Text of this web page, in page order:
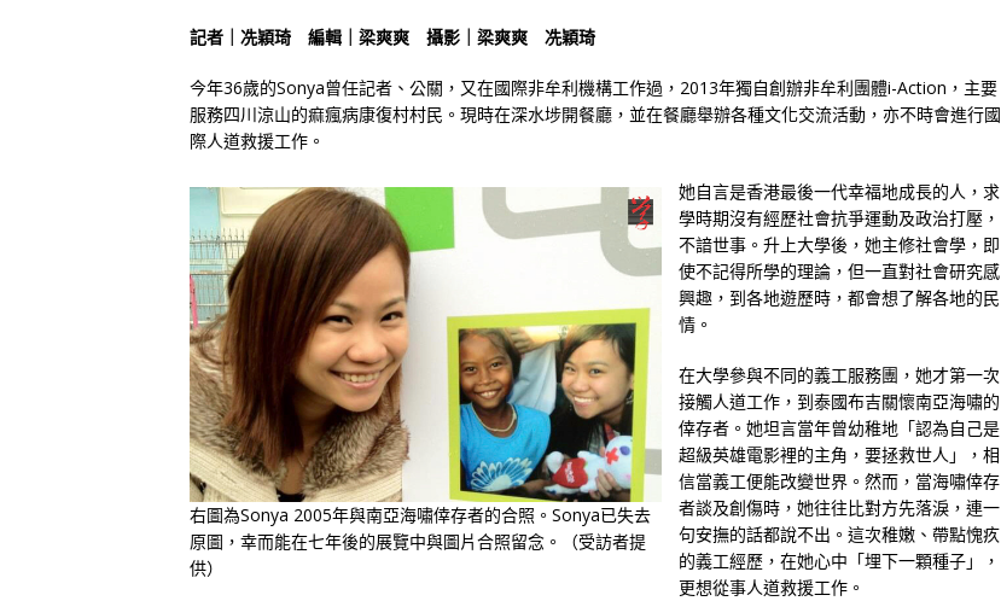
記者｜冼穎琦 編輯｜梁爽爽 攝影｜梁爽爽 冼穎琦
今年36歲的Sonya曾任記者、公關，又在國際非牟利機構工作過，2013年獨自創辦非牟利團體i-Action，主要
服務四川涼山的痲瘋病康復村村民。現時在深水埗開餐廳，並在餐廳舉辦各種文化交流活動，亦不時會進行國
際人道救援工作。
右圖為Sonya 2005年與南亞海嘯倖存者的合照。Sonya已失去
原圖，幸而能在七年後的展覽中與圖片合照留念。（受訪者提
供）
她自言是香港最後一代幸福地成長的人，求
學時期沒有經歷社會抗爭運動及政治打壓，
不諳世事。升上大學後，她主修社會學，即
使不記得所學的理論，但一直對社會研究感
興趣，到各地遊歷時，都會想了解各地的民
情。
在大學參與不同的義工服務團，她才第一次
接觸人道工作，到泰國布吉關懷南亞海嘯的
倖存者。她坦言當年曾幼稚地「認為自己是
超級英雄電影裡的主角，要拯救世人」，相
信當義工便能改變世界。然而，當海嘯倖存
者談及創傷時，她往往比對方先落淚，連一
句安撫的話都說不出。這次稚嫩、帶點愧疚
的義工經歷，在她心中「埋下一顆種子」，
更想從事人道救援工作。